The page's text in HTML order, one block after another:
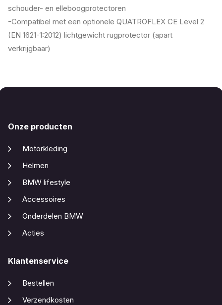
schouder- en elleboogprotectoren
-Compatibel met een optionele QUATROFLEX CE Level 2
(EN 1621-1:2012) lichtgewicht rugprotector (apart
verkrijgbaar)
Onze producten
Motorkleding
Helmen
BMW lifestyle
Accessoires
Onderdelen BMW
Acties
Klantenservice
Bestellen
Verzendkosten